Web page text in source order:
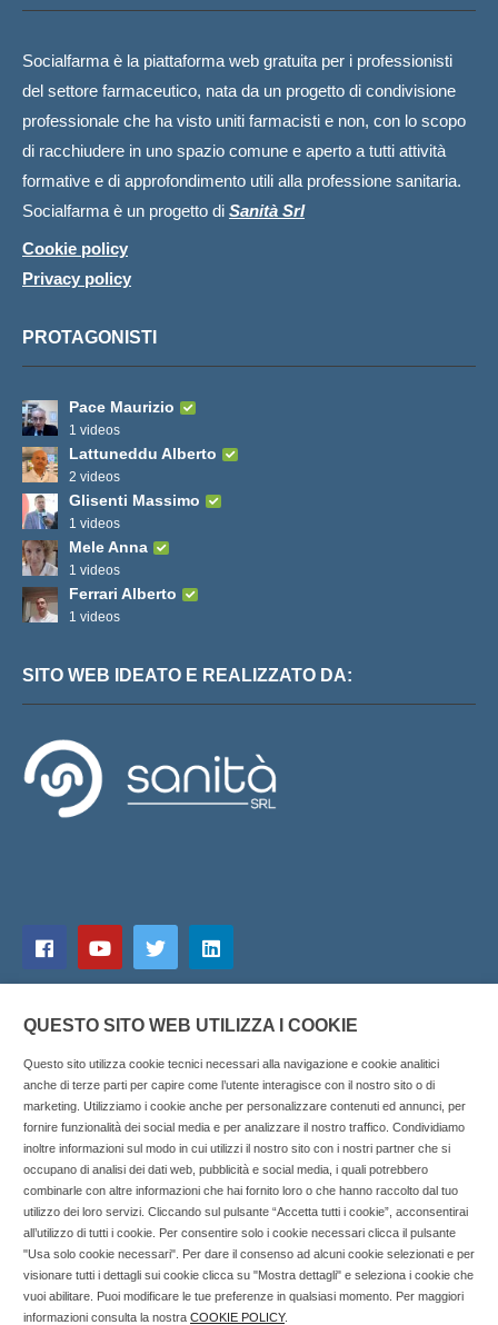
Socialfarma è la piattaforma web gratuita per i professionisti
del settore farmaceutico, nata da un progetto di condivisione
professionale che ha visto uniti farmacisti e non, con lo scopo
di racchiudere in uno spazio comune e aperto a tutti attività
formative e di approfondimento utili alla professione sanitaria.
Socialfarma è un progetto di Sanità Srl
Cookie policy
Privacy policy
PROTAGONISTI
Pace Maurizio
1 videos
Lattuneddu Alberto
2 videos
Glisenti Massimo
1 videos
Mele Anna
1 videos
Ferrari Alberto
1 videos
SITO WEB IDEATO E REALIZZATO DA:
Copyright © 2025 SOCIALFARMA - La piattaforma web per i
professionisti della farmacia. Tutti i diritti riservati.
Socialfarma.it è un marchio di Sanità S.r.l. Largo San
Francesco, 19 - 73041 Carmiano (LE) - Tel: 0832.093720 Cell:
3276346536 Cell: 3297281965 - P.iva: 04571460759 - Rea: LE-
302152 Iscritta al n° 1 del Registro della Stampa del Tribunale
QUESTO SITO WEB UTILIZZA I COOKIE
Questo sito utilizza cookie tecnici necessari alla navigazione e cookie analitici
anche di terze parti per capire come l’utente interagisce con il nostro sito o di
marketing. Utilizziamo i cookie anche per personalizzare contenuti ed annunci, per
fornire funzionalità dei social media e per analizzare il nostro traffico. Condividiamo
inoltre informazioni sul modo in cui utilizzi il nostro sito con i nostri partner che si
occupano di analisi dei dati web, pubblicità e social media, i quali potrebbero
combinarle con altre informazioni che hai fornito loro o che hanno raccolto dal tuo
utilizzo dei loro servizi. Cliccando sul pulsante “Accetta tutti i cookie”, acconsentirai
all’utilizzo di tutti i cookie. Per consentire solo i cookie necessari clicca il pulsante
"Usa solo cookie necessari". Per dare il consenso ad alcuni cookie selezionati e per
visionare tutti i dettagli sui cookie clicca su "Mostra dettagli" e seleziona i cookie che
vuoi abilitare. Puoi modificare le tue preferenze in qualsiasi momento. Per maggiori
informazioni consulta la nostra COOKIE POLICY.